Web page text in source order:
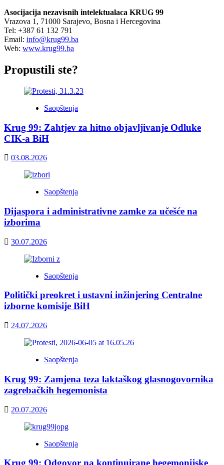
Asocijacija nezavisnih intelektualaca KRUG 99
Vrazova 1, 71000 Sarajevo, Bosna i Hercegovina
Tel: +387 61 132 791
Email: info@krug99.ba
Web: www.krug99.ba
Propustili ste?
Saopštenja
Krug 99: Zahtjev za hitno objavljivanje Odluke
CIK-a BiH
03.08.2026
Saopštenja
Dijaspora i administrativne zamke za učešće na
izborima
30.07.2026
Saopštenja
Politički preokret i ustavni inžinjering Centralne
izborne komisije BiH
24.07.2026
Saopštenja
Krug 99: Zamjena teza laktaškog glasnogovornika
zagrebačkih hegemonista
20.07.2026
Saopštenja
Krug 99: Odgovor na kontinuirane hegemonijske